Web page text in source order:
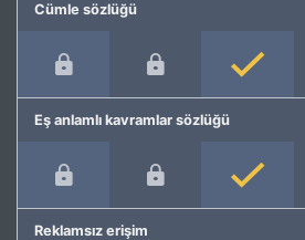
Cümle sözlüğü
Eş anlamlı kavramlar sözlüğü
Reklamsız erişim